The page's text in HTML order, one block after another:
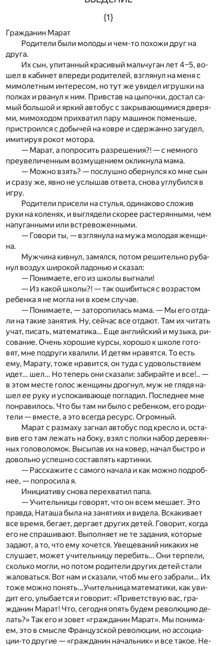
{1}
Гра­жда­нин Ма­рат
Ро­ди­те­ли были мо­ло­ды и чем-то по­хо­жи друг на
дру­га.
Их сын, упи­тан­ный кра­си­вый маль­чу­ган лет 4–5, во­
шел в ка­би­нет впе­ре­ди ро­ди­те­лей, взгля­нул на меня с
ми­мо­лет­ным ин­те­ре­сом, но тут же уви­дел иг­руш­ки на
пол­ках и рва­нул к ним. При­встав на цы­поч­ки, до­стал са­
мый боль­шой и яр­кий ав­то­бус с за­кры­ва­ю­щи­ми­ся две­ря­
ми, ми­мо­хо­дом при­хва­тил пару ма­ши­нок по­мень­ше,
при­стро­ил­ся с до­бы­чей на ков­ре и сдер­жан­но за­гу­дел,
ими­ти­руя ро­кот мо­то­ра.
— Ма­рат, а по­про­сить раз­ре­ше­ния?! — с не­мно­го
пре­уве­ли­чен­ным воз­му­ще­ни­ем оклик­ну­ла мама.
— Мож­но взять? — по­слуш­но обер­нул­ся ко мне сын
и сра­зу же, явно не услы­шав от­ве­та, сно­ва углу­бил­ся в
игру.
Ро­ди­те­ли при­се­ли на сту­лья, оди­на­ко­во сло­жив
руки на ко­ле­нях, и вы­гля­де­ли ско­рее рас­те­рян­ны­ми, чем
на­пу­ган­ны­ми или встре­во­жен­ны­ми.
— Го­во­ри ты, — взгля­ну­ла на мужа мо­ло­дая жен­щи­
на.
Муж­чи­на кив­нул, за­мял­ся, по­том ре­ши­тель­но ру­ба­
нул воз­дух ши­ро­кой ла­до­нью и ска­зал:
— По­ни­ма­е­те, его из шко­лы вы­гна­ли!
— Из ка­кой шко­лы?! — так оши­бить­ся с воз­рас­том
ре­бен­ка я не мог­ла ни в коем слу­чае.
— По­ни­ма­е­те, — за­то­ро­пи­лась мама. — Мы его от­да­
ли на та­кие за­ня­тия. Ну, сей­час все от­да­ют. Там их чи­тать
учат, пи­сать, ма­те­ма­ти­ка… Еще ан­глий­ский и му­зы­ка, ри­
со­ва­ние. Очень хо­ро­шие кур­сы, хо­ро­шо к шко­ле го­то­
вят, мне по­дру­ги хва­ли­ли. И де­тям нра­вят­ся. То есть
ему, Ма­ра­ту, тоже нра­вит­ся, он туда с удо­воль­стви­ем
идет… шел… Но те­перь они ска­за­ли: за­би­рай­те и все!.. —
в этом ме­сте го­лос жен­щи­ны дрог­нул, муж не гля­дя на­
шел ее руку и успо­ка­и­ва­ю­ще по­гла­дил. По­след­нее мне
по­нра­ви­лось. Что бы там ни было с ре­бен­ком, его ро­ди­
те­ли — вме­сте, а это все­гда ре­сурс. Огром­ный.
Ма­рат с раз­ма­ху за­гнал ав­то­бус под кре­сло и, оста­
вив его там ле­жать на боку, взял с пол­ки на­бор де­ре­вян­
ных го­ло­во­ло­мок. Вы­сы­пав их на ко­вер, на­чал бы­стро и
до­воль­но успеш­но со­став­лять кар­тин­ки.
— Рас­ска­жи­те с са­мо­го на­ча­ла и как мож­но по­дроб­
нее, — по­про­си­ла я.
Ини­ци­а­ти­ву сно­ва пе­ре­хва­тил папа.
— Учи­тель­ни­цы го­во­рят, что он всем ме­ша­ет. Это
прав­да, На­та­ша была на за­ня­ти­ях и ви­де­ла. Вска­ки­ва­ет
все вре­мя, бе­га­ет, дер­га­ет дру­гих де­тей. Го­во­рит, ко­гда
его не спра­ши­ва­ют. Вы­пол­ня­ет не те за­да­ния, ко­то­рые
за­да­ют, а то, что ему хо­чет­ся. Уве­ще­ва­ний ни­ка­ких не
слу­ша­ет, мо­жет учи­тель­ни­цу пе­ре­бить… Они тер­пе­ли,
сколь­ко мог­ли, но по­том ро­ди­те­ли дру­гих де­тей ста­ли
жа­ло­вать­ся. Вот нам и ска­за­ли, чтоб мы его за­бра­ли… Их
тоже мож­но по­нять…Учи­тель­ни­ца ма­те­ма­ти­ки, как уви­
дит его, улы­ба­ет­ся и го­во­рит: «При­вет­ствую вас, гра­
жда­нин Ма­рат! Что, се­го­дня опять бу­дем ре­во­лю­цию де­
лать?» Так его и зо­вет «гра­жда­нин Ма­рат». Мы по­ни­ма­
ем, это в смыс­ле Фран­цуз­ской ре­во­лю­ции, но ас­со­ци­а­
ции-то дру­гие — «гра­жда­нин на­чаль­ник» и все та­кое. Не­